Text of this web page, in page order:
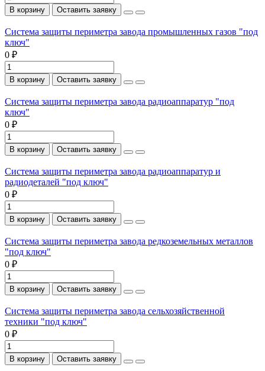
В корзину Оставить заявку
Система защиты периметра завода промышленных газов "под
ключ"
0 ₽
В корзину Оставить заявку
Система защиты периметра завода радиоаппаратур "под
ключ"
0 ₽
В корзину Оставить заявку
Система защиты периметра завода радиоаппаратур и
радиодеталей "под ключ"
0 ₽
В корзину Оставить заявку
Система защиты периметра завода редкоземельных металлов
"под ключ"
0 ₽
В корзину Оставить заявку
Система защиты периметра завода сельхозяйственной
техники "под ключ"
0 ₽
В корзину Оставить заявку